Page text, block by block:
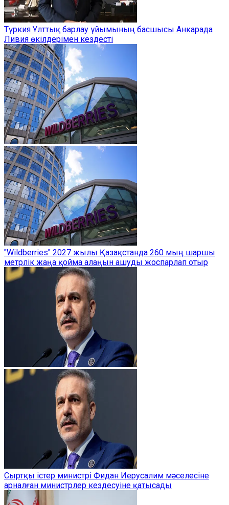
Түркия Ұлттық барлау ұйымының басшысы Анкарада
Ливия өкілдерімен кездесті
"Wildberries" 2027 жылы Қазақстанда 260 мың шаршы
метрлік жаңа қойма алаңын ашуды жоспарлап отыр
Сыртқы істер министрі Фидан Иерусалим мәселесіне
арналған министрлер кездесуіне қатысады